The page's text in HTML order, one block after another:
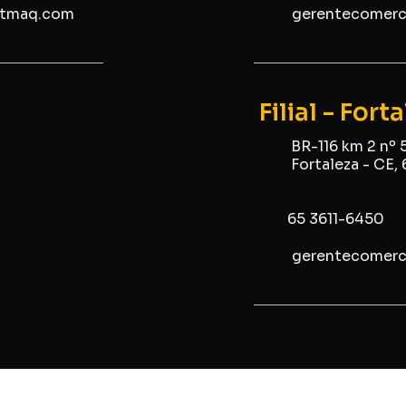
Filial -
BR-116 km 2
Fortaleza -
65 3611-6450